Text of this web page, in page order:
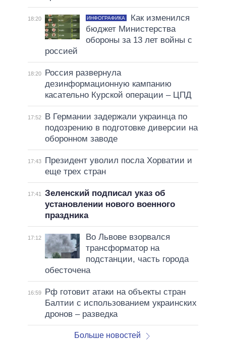
18:20 ИНФОГРАФИКА
Как изменился
бюджет Министерства
обороны за 13 лет войны с
россией
18:20
Россия развернула
дезинформационную кампанию
касательно Курской операции – ЦПД
17:52
В Германии задержали украинца по
подозрению в подготовке диверсии на
оборонном заводе
17:43
Президент уволил посла Хорватии и
еще трех стран
17:41 Зеленский подписал указ об
установлении нового военного
праздника
17:12
Во Львове взорвался
трансформатор на
подстанции, часть города
обесточена
16:59
Рф готовит атаки на объекты стран
Балтии с использованием украинских
дронов – разведка
Больше новостей